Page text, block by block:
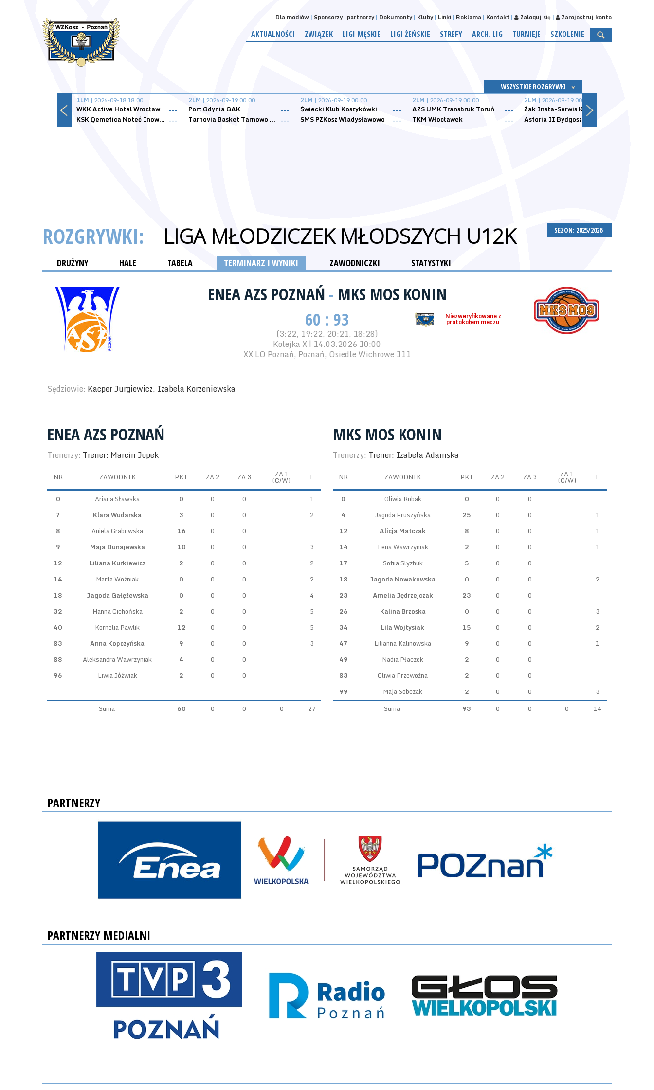
Dla mediów Sponsorzy i partnerzy Dokumenty Kluby Linki Reklama Kontakt Zaloguj się Zarejestruj konto
AKTUALNOŚCI ZWIĄZEK LIGI MĘSKIE LIGI ŻEŃSKIE STREFY ARCH. LIG TURNIEJE SZKOLENIE
WSZYSTKIE ROZGRYWKI
1LM | 2026-09-18 18:00
WKK Active Hotel Wrocław
---
KSK Qemetica Noteć Inowrocław ---
2LM | 2026-09-19 00:00
Port Gdynia GAK
---
Tarnovia Basket Tarnowo Podgórne ---
2LM | 2026-09-19 00:00
Świecki Klub Koszykówki
---
SMS PZKosz Władysławowo
---
2LM | 2026-09-19 00:00
AZS UMK Transbruk Toruń
---
TKM Włocławek
---
2LM | 2026-09-19 00:00
Żak Insta-Serwis Koszalin
Astoria II Bydgoszcz
SEZON: 2025/2026
ROZGRYWKI: LIGA MŁODZICZEK MŁODSZYCH U12K
DRUŻYNY HALE TABELA TERMINARZ I WYNIKI ZAWODNICZKI STATYSTYKI
ENEA AZS POZNAŃ - MKS MOS KONIN
Niezweryfikowane z
protokołem meczu
60 : 93
(3:22, 19:22, 20:21, 18:28)
Kolejka X | 14.03.2026 10:00
XX LO Poznań, Poznań, Osiedle Wichrowe 111
Sędziowie: Kacper Jurgiewicz, Izabela Korzeniewska
ENEA AZS POZNAŃ
Trenerzy: Trener: Marcin Jopek
NR ZAWODNIK PKT ZA 2 ZA 3 ZA 1
(C/W) F
0 Ariana Sławska 0 0 0
1
7
Klara Wudarska 3 0 0
2
8
Aniela Grabowska 16 0
0
9
Maja Dunajewska 10 0 0
3
12
Liliana Kurkiewicz 2 0 0
2
14
Marta Woźniak 0 0 0
2
18
Jagoda Gałężewska 0 0 0
4
32
Hanna Cichońska 2 0 0
5
40
Kornelia Pawlik 12 0 0
5
83
Anna Kopczyńska 9 0 0
3
88
Aleksandra Wawrzyniak 4 0
0
96
Liwia Jóźwiak 2 0 0
Suma 60 0 0 0 27
MKS MOS KONIN
Trenerzy: Trener: Izabela Adamska
NR ZAWODNIK PKT ZA 2 ZA 3 ZA 1
(C/W) F
0 Oliwia Robak 0 0
0
4
Jagoda Pruszyńska 25 0 0
1
12
Alicja Matczak 8 0 0
1
14
Lena Wawrzyniak 2 0 0
1
17
Sofiia Slyzhuk 5 0
0
18
Jagoda Nowakowska 0 0 0
2
23
Amelia Jędrzejczak 23 0
0
26
Kalina Brzoska 0 0 0
3
34
Lila Wojtysiak 15 0 0
2
47
Lilianna Kalinowska 9 0 0
1
49
Nadia Płaczek 2 0
0
83
Oliwia Przewoźna 2 0
0
99
Maja Sobczak 2 0 0
3
Suma
93 0 0 0 14
PARTNERZY
PARTNERZY MEDIALNI